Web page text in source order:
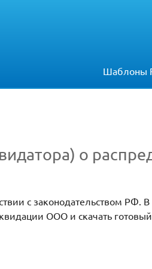
Шаблоны
о
с законодательством РФ.
ООО и скачать готовый